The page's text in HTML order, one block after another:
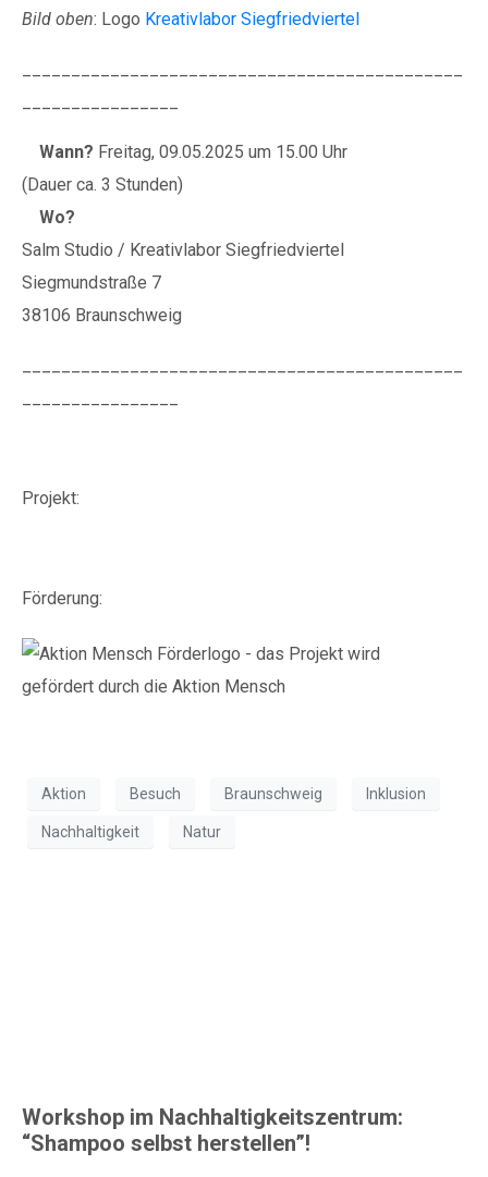
Bild oben: Logo Kreativlabor Siegfriedviertel
Wann? Freitag, 09.05.2025 um 15.00 Uhr
(Dauer ca. 3 Stunden)
Wo?
Salm Studio / Kreativlabor Siegfriedviertel
Siegmundstraße 7
38106 Braunschweig
Projekt:
Förderung:
Aktion Besuch Braunschweig Inklusion
Nachhaltigkeit Natur
Workshop im Nachhaltigkeitszentrum:
“Shampoo selbst herstellen”!
BIC: NOLADE2HXXX
Wunsch auch eine
Spendenquittung
Reichsstraße 6